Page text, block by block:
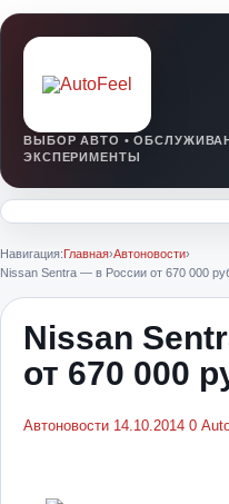
Навигация:Главная›Автоновости›
Nissan Sentra — в России от 670 000
Nissan
от 670 000
Автоновости 14.10.2014 0